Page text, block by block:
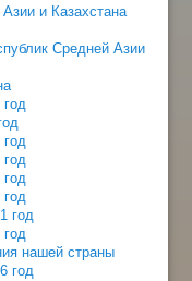
и Казахстана
Средней Азии
год
нашей страны
год